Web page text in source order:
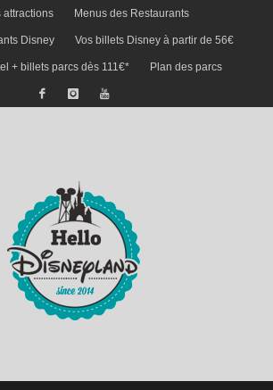
attractions Menus des Restaurants
Disney Vos billets Disney à partir de 56€
+ billets parcs dès 111€* Plan des parcs